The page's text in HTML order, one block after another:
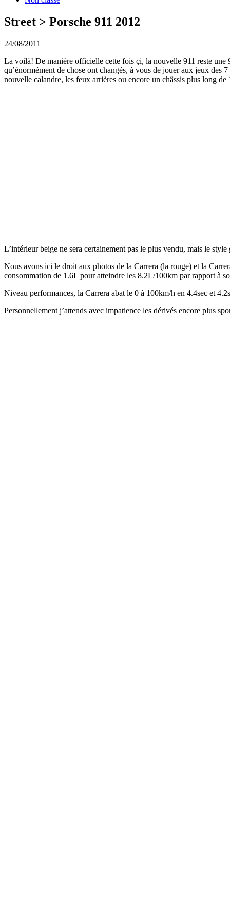
Street > Porsche 911 2012
24/08/2011
La voilà! De manière officielle cette fois çi, la nouvelle 911 reste une
qu’énormément de chose ont changés, à vous de jouer aux jeux des
nouvelle calandre, les feux arrières ou encore un châssis plus long de
L’intérieur beige ne sera certainement pas le plus vendu, mais le
Nous avons ici le droit aux photos de la Carrera (la rouge) et la
consommation de 1.6L pour atteindre les 8.2L/100km par rapport à
Niveau performances, la Carrera abat le 0 à 100km/h en 4.4sec et
Personnellement j’attends avec impatience les dérivés encore plus